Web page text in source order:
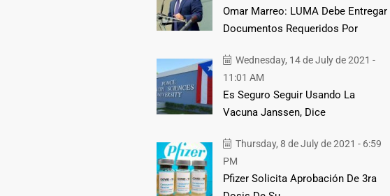
Omar Marreo: LUMA Debe Entregar
Documentos Requeridos Por
Wednesday, 14 de July de 2021 -
11:01 AM
Es Seguro Seguir Usando La
Vacuna Janssen, Dice
Thursday, 8 de July de 2021 - 6:59
PM
Pfizer Solicita Aprobación De 3ra